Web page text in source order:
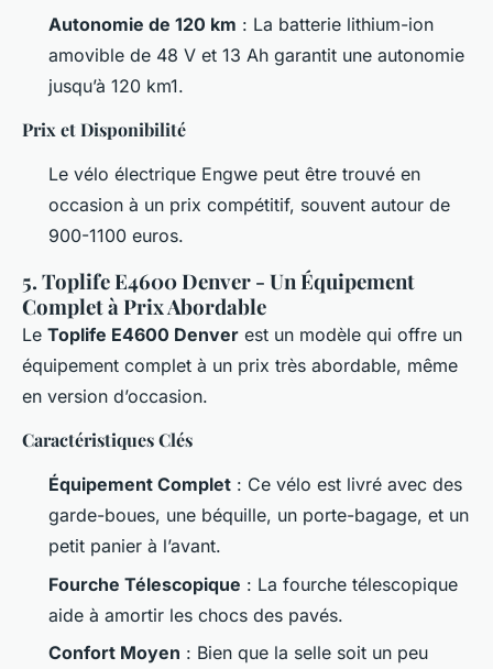
Autonomie de 120 km : La batterie lithium-ion
amovible de 48 V et 13 Ah garantit une autonomie
jusqu’à 120 km1.
Prix et Disponibilité
Le vélo électrique Engwe peut être trouvé en
occasion à un prix compétitif, souvent autour de
900-1100 euros.
5. Toplife E4600 Denver - Un Équipement
Complet à Prix Abordable
Le Toplife E4600 Denver est un modèle qui offre un
équipement complet à un prix très abordable, même
en version d’occasion.
Caractéristiques Clés
Équipement Complet : Ce vélo est livré avec des
garde-boues, une béquille, un porte-bagage, et un
petit panier à l’avant.
Fourche Télescopique : La fourche télescopique
aide à amortir les chocs des pavés.
Confort Moyen : Bien que la selle soit un peu